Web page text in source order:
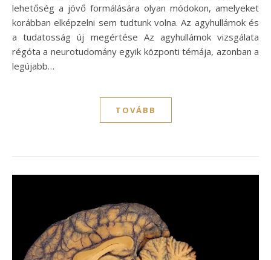
lehetőség a jövő formálására olyan módokon, amelyeket
korábban elképzelni sem tudtunk volna. Az agyhullámok és
a tudatosság új megértése Az agyhullámok vizsgálata
régóta a neurotudomány egyik központi témája, azonban a
legújabb…
TOVÁBB